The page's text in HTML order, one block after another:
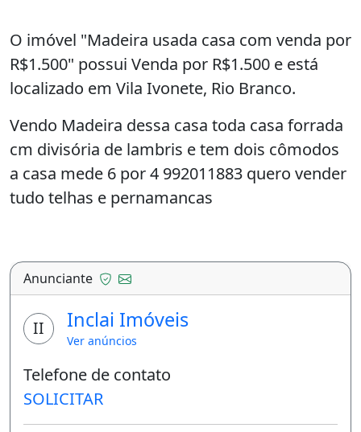
O imóvel "Madeira usada casa com venda por
R$1.500" possui Venda por R$1.500 e está
localizado em Vila Ivonete, Rio Branco.
Vendo Madeira dessa casa toda casa forrada
cm divisória de lambris e tem dois cômodos
a casa mede 6 por 4 992011883 quero vender
tudo telhas e pernamancas
Anunciante
II Inclai Imóveis
Ver anúncios
Telefone de contato
SOLICITAR